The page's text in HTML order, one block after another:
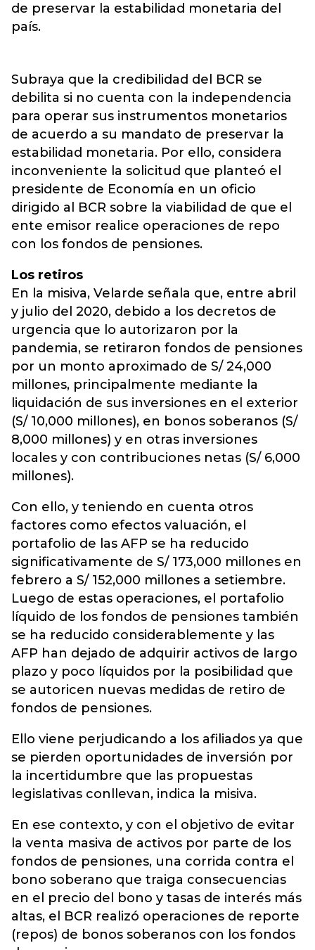
de preservar la estabilidad monetaria del
país.
Subraya que la credibilidad del BCR se
debilita si no cuenta con la independencia
para operar sus instrumentos monetarios
de acuerdo a su mandato de preservar la
estabilidad monetaria. Por ello, considera
inconveniente la solicitud que planteó el
presidente de Economía en un oficio
dirigido al BCR sobre la viabilidad de que el
ente emisor realice operaciones de repo
con los fondos de pensiones.
Los retiros
En la misiva, Velarde señala que, entre abril
y julio del 2020, debido a los decretos de
urgencia que lo autorizaron por la
pandemia, se retiraron fondos de pensiones
por un monto aproximado de S/ 24,000
millones, principalmente mediante la
liquidación de sus inversiones en el exterior
(S/ 10,000 millones), en bonos soberanos (S/
8,000 millones) y en otras inversiones
locales y con contribuciones netas (S/ 6,000
millones).
Con ello, y teniendo en cuenta otros
factores como efectos valuación, el
portafolio de las AFP se ha reducido
significativamente de S/ 173,000 millones en
febrero a S/ 152,000 millones a setiembre.
Luego de estas operaciones, el portafolio
líquido de los fondos de pensiones también
se ha reducido considerablemente y las
AFP han dejado de adquirir activos de largo
plazo y poco líquidos por la posibilidad que
se autoricen nuevas medidas de retiro de
fondos de pensiones.
Ello viene perjudicando a los afiliados ya que
se pierden oportunidades de inversión por
la incertidumbre que las propuestas
legislativas conllevan, indica la misiva.
En ese contexto, y con el objetivo de evitar
la venta masiva de activos por parte de los
fondos de pensiones, una corrida contra el
bono soberano que traiga consecuencias
en el precio del bono y tasas de interés más
altas, el BCR realizó operaciones de reporte
(repos) de bonos soberanos con los fondos